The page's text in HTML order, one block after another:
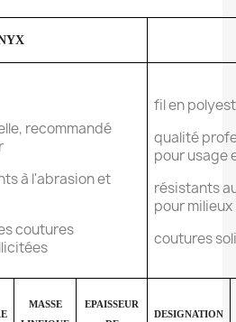
recommandé
à l'abrasion et
coutures
fil en
qualité
pour usage
résistants
pour
coutures
MASSE
EPAISSEUR
DESIGNATION